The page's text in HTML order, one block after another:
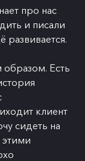
про нас
и писали
Есть
клиент
сидеть на
этими